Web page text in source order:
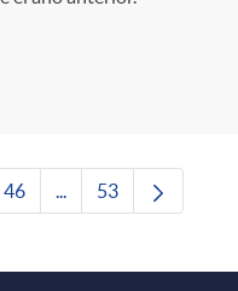
Use TAB para
Página
46 ...Páginas intermedias
Página
53